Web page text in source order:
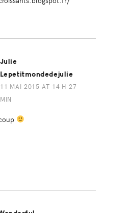
Julie
Lepetitmondedejulie
11 MAI 2015 AT 14 H 27
MIN